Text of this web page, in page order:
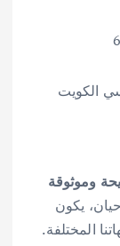
الكويت
وموثوقة
يكون
المختلفة.